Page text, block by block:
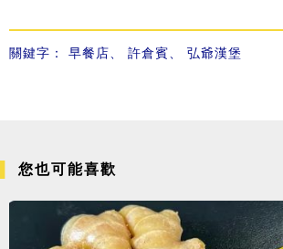
關鍵字： 早餐店、 許倉賓、 弘爺漢堡
您也可能喜歡